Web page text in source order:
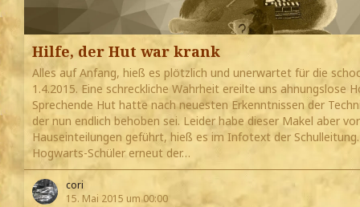
Hilfe, der Hut war krank
Alles auf Anfang, hieß es plötzlich und unerwartet für die
1.4.2015. Eine schreckliche Wahrheit ereilte uns ahnungslose
Sprechende Hut hatte nach neuesten Erkenntnissen der
der nun endlich behoben sei. Leider habe dieser Makel aber
Hauseinteilungen geführt, hieß es im Infotext der
Hogwarts-Schüler erneut der…
cori
15. Mai 2015 um 00:00